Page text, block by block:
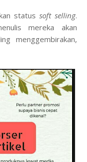
status soft selling.
mereka akan
menggembirakan,